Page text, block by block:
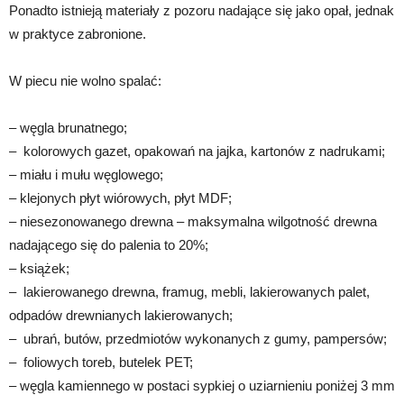
Ponadto istnieją materiały z pozoru nadające się jako opał, jednak
w praktyce zabronione.
W piecu nie wolno spalać:
– węgla brunatnego;
– kolorowych gazet, opakowań na jajka, kartonów z nadrukami;
– miału i mułu węglowego;
– klejonych płyt wiórowych, płyt MDF;
– niesezonowanego drewna – maksymalna wilgotność drewna
nadającego się do palenia to 20%;
– książek;
– lakierowanego drewna, framug, mebli, lakierowanych palet,
odpadów drewnianych lakierowanych;
– ubrań, butów, przedmiotów wykonanych z gumy, pampersów;
– foliowych toreb, butelek PET;
– węgla kamiennego w postaci sypkiej o uziarnieniu poniżej 3 mm